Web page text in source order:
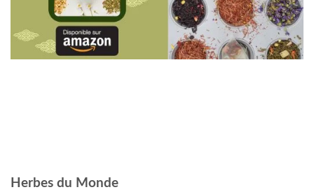
Herbes du Monde